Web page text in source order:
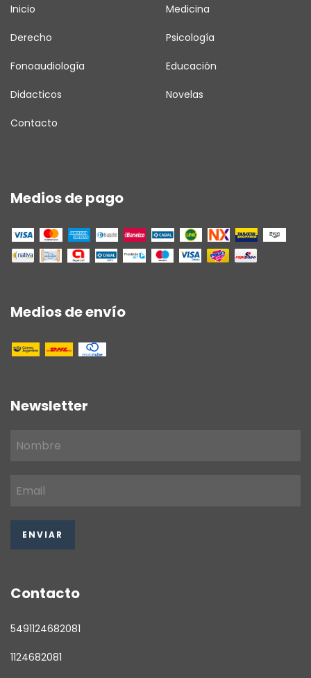
Inicio Medicina
Derecho Psicología
Fonoaudiología Educación
Didacticos Novelas
Contacto
Medios de pago
Medios de envío
Newsletter
Contacto
5491124682081
1124682081